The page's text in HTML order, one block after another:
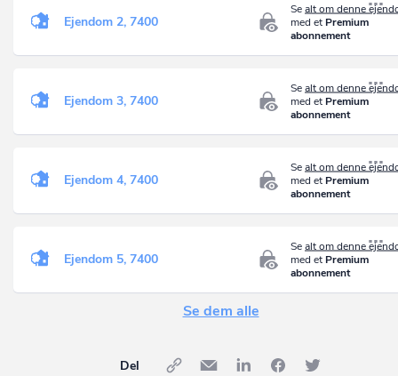
Sealt om denne
med et Premium
abonnement
Ejendom 2, 7400
Sealt om denne
med et Premium
abonnement
Ejendom 3, 7400
Sealt om denne
med et Premium
abonnement
Ejendom 4, 7400
Sealt om denne
med et Premium
abonnement
Ejendom 5, 7400
Se dem alle
Del